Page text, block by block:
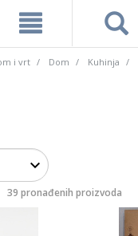
i vrt Dom Kuhinja
39 pronađenih proizvoda